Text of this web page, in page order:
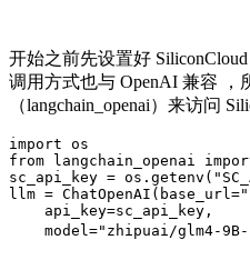
开始之前先设置好
调用方式也与 OpenAI 兼容 ，
（langchain_openai）来访问
import os
from langchain_openai
sc_api_key = os . getenv ( "
llm = ChatOpenAI ( base_url="
    api_key
=sc_api_key ,
    model
=" zhipuai/glm4-